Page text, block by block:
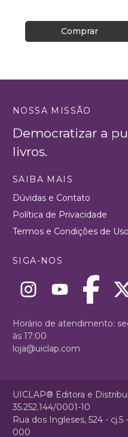
Comprar
NOSSA MISSÃO
Democratizar a
livros.
SAIBA MAIS
Dúvidas e Contato
Política de Privacidade
Termos e Condições de Uso
SIGA-NOS
Horário de atendimento:
às 17:00
loja@uiclap.com
UICLAP® Editora e
35.252.144/0001-10
Rua dos Ingleses, 524 -
000